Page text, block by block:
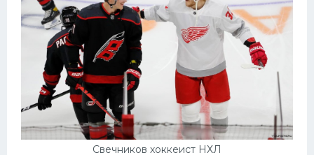
Свечников хоккеист НХЛ